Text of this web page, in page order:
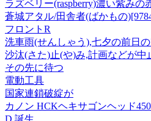
ラズベリー(raspberry)濃い紫み
蒼城アタル/田舎者(ばかもの
フロントR
洗車雨(せんしゃう),七夕の前日
沙汰(さた)止(や)み,計画などが中
その先に待つ
電動工具
国家連鎖破綻が
カノン HCKヘキサゴンヘッド
D 誕生